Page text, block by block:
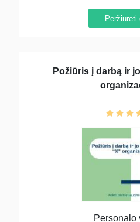
Peržiūrėti
Požiūris į darbą ir
Personalo